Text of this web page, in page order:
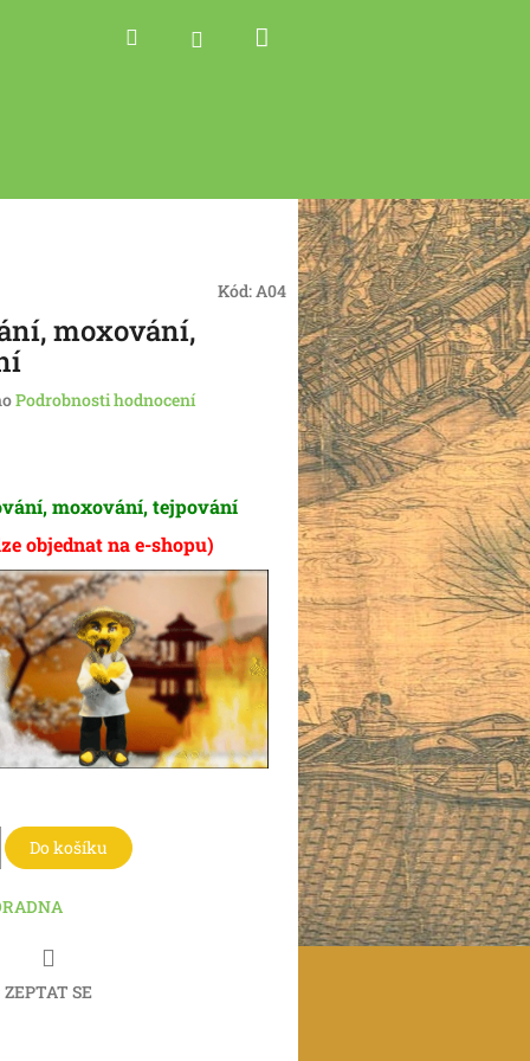
Hledat Přihlášení
Kód:A04
moxování,
Podrobnosti hodnocení
moxování, tejpování
objednat na e-shopu)
Do košíku
ZEPTAT SE